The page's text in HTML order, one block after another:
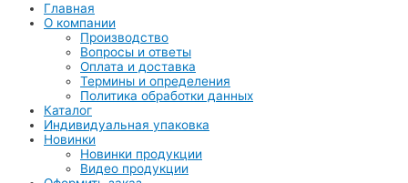
Главная
О компании
Производство
Вопросы и ответы
Оплата и доставка
Термины и определения
Политика обработки данных
Каталог
Индивидуальная упаковка
Новинки
Новинки продукции
Видео продукции